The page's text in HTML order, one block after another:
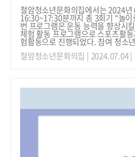
철암청소년문화의집에서는 2024
16:30~17:30분까지 총 3회기 “놀
번 프로그램은 운동 능력을 향상시
체험 활동 프로그램으로 스포츠활
험활동으로 진행되었다. 참여 청소
철암청소년문화의집 | 2024.07.04 |